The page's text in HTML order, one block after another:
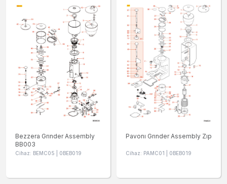
Bezzera Grınder Assembly
BB003
Cihaz: BEMC05 | 0BEB019
Pavonı Grınder Assembly Zıp
Cihaz: PAMC01 | 0BEB019